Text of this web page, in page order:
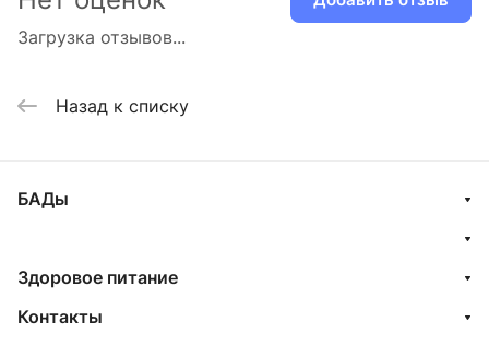
Загрузка отзывов...
Назад к списку
БАДы
Здоровое питание
Контакты